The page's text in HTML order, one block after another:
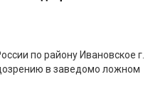
по району Ивановское г.
в заведомо ложном